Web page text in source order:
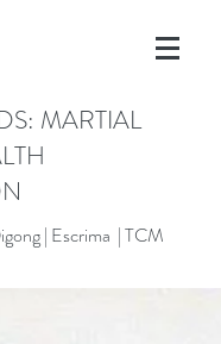
MARTIAL
| Escrima |TCM